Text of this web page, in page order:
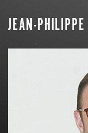
JEAN-